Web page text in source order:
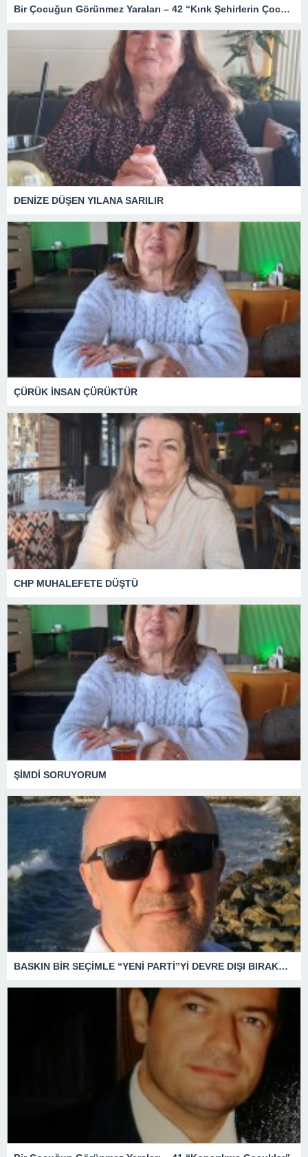
Bir Çocuğun Görünmez Yaraları – 42 “Kırık Şehirlerin Çocukları”
DENİZE DÜŞEN YILANA SARILIR
ÇÜRÜK İNSAN ÇÜRÜKTÜR
CHP MUHALEFETE DÜŞTÜ
ŞİMDİ SORUYORUM
BASKIN BİR SEÇİMLE “YENİ PARTİ”Yİ DEVRE DIŞI BIRAKMAK İÇİN DÜĞMEYE Mİ BASILDI?